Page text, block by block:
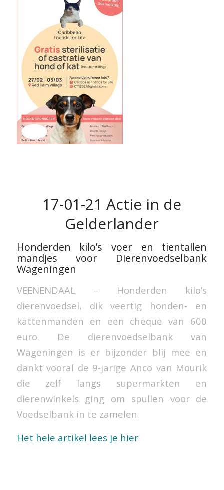
17-01-21 Actie in de
Gelderlander
Honderden kilo’s voer en tientallen
mandjes voor Dierenvoedselbank
Wageningen
VEENENDAAL – Honderden kilo’s
dierenvoedsel, dik veertig honden- en
kattenmanden en een cheque van 600
euro. De dierenvoedselbank van
Wageningen is er bijzonder blij mee en
dankt vooral de 9-jarige Anco van Mourik
die zelf langs supermarkten en
dierenwinkels ging om spullen voor de
Voedselbank in te zamelen.
Het hele artikel lees je hier